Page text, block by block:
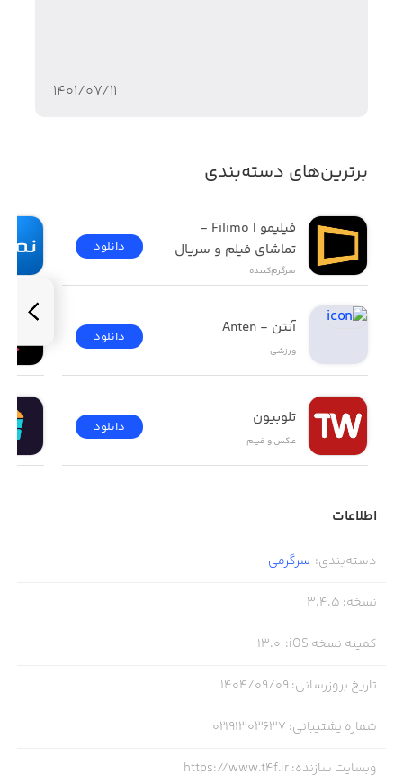
۱۴۰۱/۰۷/۱۱
برترین‌های دسته‌بندی
تماشای فیلم و سریال
سرگرم‌کننده
دانلود
آنتن - Anten
ورزشی
دانلود
تلوبیون
عکس و فیلم
دانلود
اطلاعات
دسته‌بندی: سرگرمی
نسخه:
3.4.5
کمینه نسخه iOS :
13.0
تاریخ بروزرسانی: ۱۴۰۴/۰۹/۰۹
شماره پشتیبانی:
02191303637
وبسایت سازنده:
https://www.t4f.ir